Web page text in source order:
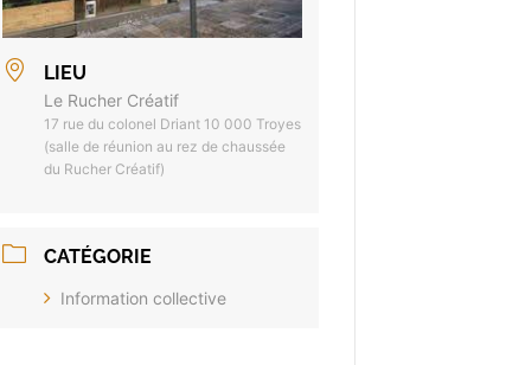
LIEU
Le Rucher Créatif
17 rue du colonel Driant 10 000 Troyes
(salle de réunion au rez de chaussée
du Rucher Créatif)
CATÉGORIE
Information collective